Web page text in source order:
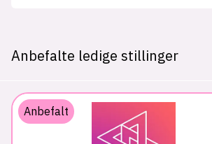
Anbefalte ledige stillinger
Anbefalt